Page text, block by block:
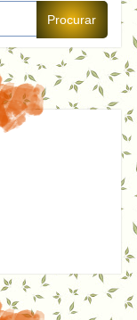
Procurar